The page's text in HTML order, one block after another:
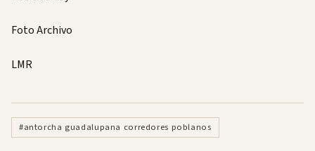
Foto Archivo
LMR
#antorcha guadalupana corredores poblanos